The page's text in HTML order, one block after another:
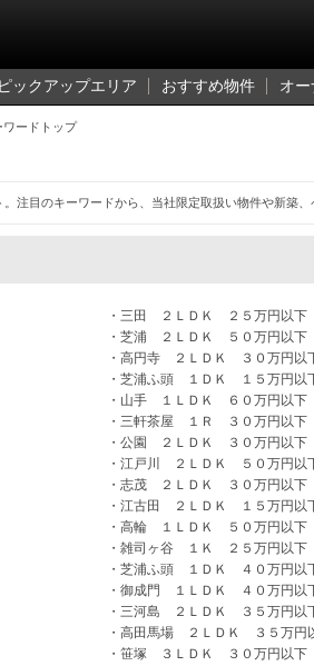
ピックアップエリア おすすめ物件 オ
ワードトップ
注目のキーワードから、当社限定取扱い物件や新築、
三田 ２ＬＤＫ ２５万円以下
芝浦 ２ＬＤＫ ５０万円以下
高円寺 ２ＬＤＫ ３０万円以
芝浦ふ頭 １ＤＫ １５万円以
山手 １ＬＤＫ ６０万円以下
三軒茶屋 １Ｒ ３０万円以下
公園 ２ＬＤＫ ３０万円以下
江戸川 ２ＬＤＫ ５０万円以
志茂 ２ＬＤＫ ３０万円以下
江古田 ２ＬＤＫ １５万円以
高輪 １ＬＤＫ ５０万円以下
雑司ヶ谷 １Ｋ ２５万円以下
芝浦ふ頭 １ＤＫ ４０万円以
御成門 １ＬＤＫ ４０万円以
三河島 ２ＬＤＫ ３５万円以
高田馬場 ２ＬＤＫ ３５万円
笹塚 ３ＬＤＫ ３０万円以下